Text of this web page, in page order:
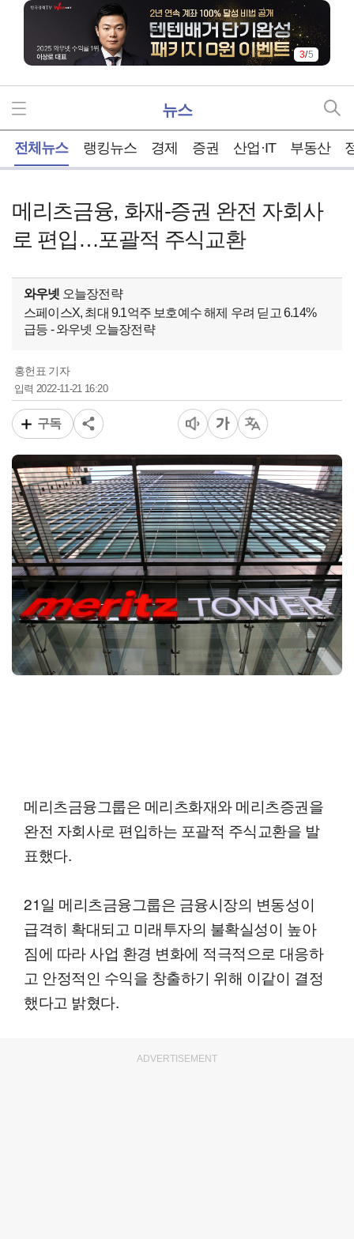
3/5
뉴스
전체뉴스 랭킹뉴스 경제 증권 산업·IT 부동산
메리츠금융, 화재-증권 완전 자회사
로 편입…포괄적 주식교환
와우넷 오늘장전략
스페이스X, 최대 9.1억주 보호예수 해제 우려 딛고 6.14%
급등 - 와우넷 오늘장전략
홍헌표 기자
입력2022-11-21 16:20
구독
메리츠금융그룹은 메리츠화재와 메리츠증권을
완전 자회사로 편입하는 포괄적 주식교환을 발
표했다.
21일 메리츠금융그룹은 금융시장의 변동성이
급격히 확대되고 미래투자의 불확실성이 높아
짐에 따라 사업 환경 변화에 적극적으로 대응하
고 안정적인 수익을 창출하기 위해 이같이 결정
했다고 밝혔다.
ADVERTISEMENT